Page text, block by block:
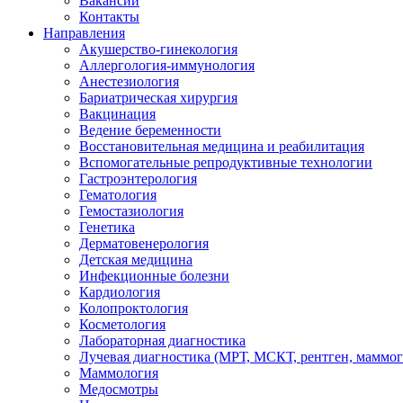
Контакты
Направления
Акушерство-гинекология
Аллергология-иммунология
Анестезиология
Бариатрическая хирургия
Вакцинация
Ведение беременности
Восстановительная медицина и реабилитация
Вспомогательные репродуктивные технологии
Гастроэнтерология
Гематология
Гемостазиология
Генетика
Дерматовенерология
Детская медицина
Инфекционные болезни
Кардиология
Колопроктология
Косметология
Лабораторная диагностика
Лучевая диагностика (МРТ, МСКТ, рентген,
Маммология
Медосмотры